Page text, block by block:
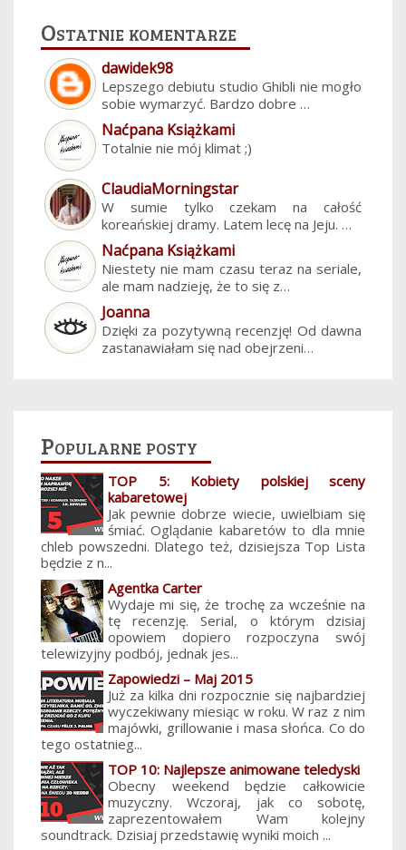
Ostatnie komentarze
dawidek98
Lepszego debiutu studio Ghibli nie mogło
sobie wymarzyć. Bardzo dobre …
Naćpana Książkami
Totalnie nie mój klimat ;)
ClaudiaMorningstar
W sumie tylko czekam na całość
koreańskiej dramy. Latem lecę na Jeju. …
Naćpana Książkami
Niestety nie mam czasu teraz na seriale,
ale mam nadzieję, że to się z…
Joanna
Dzięki za pozytywną recenzję! Od dawna
zastanawiałam się nad obejrzeni…
Popularne posty
TOP 5: Kobiety polskiej sceny
kabaretowej
Jak pewnie dobrze wiecie, uwielbiam się
śmiać. Oglądanie kabaretów to dla mnie
chleb powszedni. Dlatego też, dzisiejsza Top Lista
będzie z n...
Agentka Carter
Wydaje mi się, że trochę za wcześnie na
tę recenzję. Serial, o którym dzisiaj
opowiem dopiero rozpoczyna swój
telewizyjny podbój, jednak jes...
Zapowiedzi – Maj 2015
Już za kilka dni rozpocznie się najbardziej
wyczekiwany miesiąc w roku. W raz z nim
majówki, grillowanie i masa słońca. Co do
tego ostatnieg...
TOP 10: Najlepsze animowane teledyski
Obecny weekend będzie całkowicie
muzyczny. Wczoraj, jak co sobotę,
zaprezentowałem Wam kolejny
soundtrack. Dzisiaj przedstawię wyniki moich ...